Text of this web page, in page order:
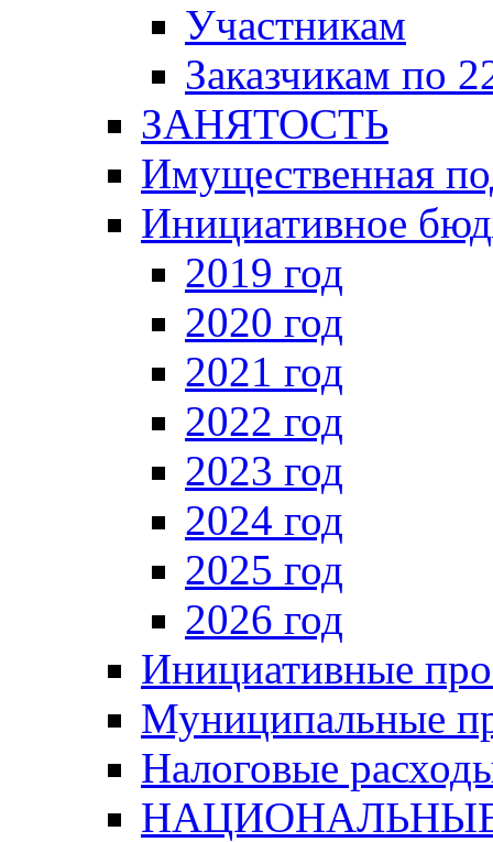
Участникам
Заказчикам по
ЗАНЯТОСТЬ
Имущественная
Инициативное
2019 год
2020 год
2021 год
2022 год
2023 год
2024 год
2025 год
2026 год
Инициативные
Муниципальные
Налоговые